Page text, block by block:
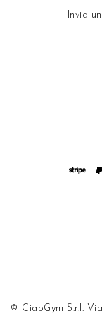
Invia
© CiaoGym S.r.l.